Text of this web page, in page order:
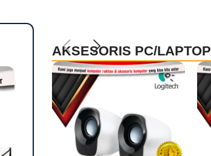
AKSESORIS PC/LAPTOP